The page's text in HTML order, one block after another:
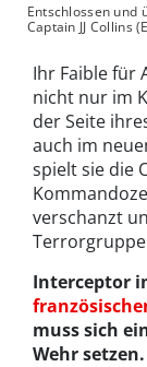
Entschlossen und
Captain JJ Collins
Ihr Faible für
nicht nur im
der Seite
auch im
spielt sie die
verschanzt
Interceptor
muss sich
Wehr setzen.